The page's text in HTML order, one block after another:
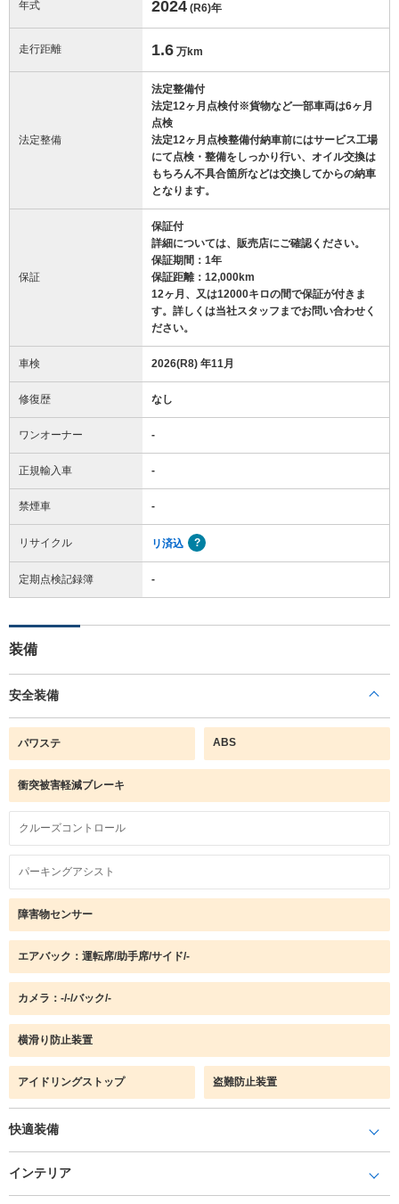
年式 2024 (R6)年
走行距離 1.6 万km
法定整備
法定整備付
法定12ヶ月点検付※貨物など一部車両は6ヶ月
点検
法定12ヶ月点検整備付納車前にはサービス工場
にて点検・整備をしっかり行い、オイル交換は
もちろん不具合箇所などは交換してからの納車
となります。
保証
保証付
詳細については、販売店にご確認ください。
保証期間：1年
保証距離：12,000km
12ヶ月、又は12000キロの間で保証が付きま
す。詳しくは当社スタッフまでお問い合わせく
ださい。
車検 2026(R8) 年11月
修復歴 なし
ワンオーナー -
正規輸入車 -
禁煙車 -
リサイクル リ済込
定期点検記録簿 -
装備
安全装備
パワステ ABS
衝突被害軽減ブレーキ
クルーズコントロール
パーキングアシスト
障害物センサー
エアバック：運転席/助手席/サイド/-
カメラ：-/-/バック/-
横滑り防止装置
アイドリングストップ 盗難防止装置
快適装備
インテリア